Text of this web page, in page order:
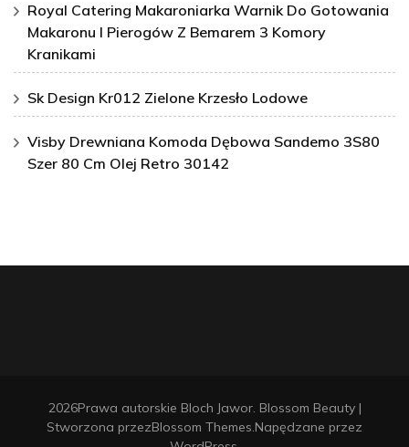
Royal Catering Makaroniarka Warnik Do Gotowania
Makaronu I Pierogów Z Bemarem 3 Komory
Kranikami
Sk Design Kr012 Zielone Krzesło Lodowe
Visby Drewniana Komoda Dębowa Sandemo 3S80
Szer 80 Cm Olej Retro 30142
2026Prawa autorskie Bloch Jawor. Blossom Beauty |
Stworzona przezBlossom Themes.Napędzane przez